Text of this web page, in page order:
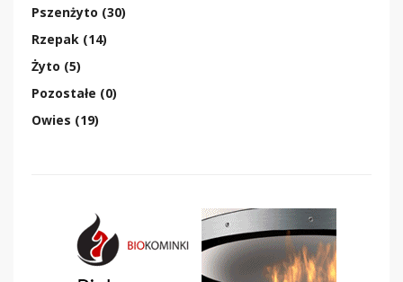
Pszenżyto (30)
Rzepak (14)
Żyto (5)
Pozostałe (0)
Owies (19)